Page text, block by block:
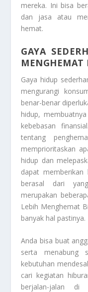
mereka. Ini bisa
dan jasa atau
hemat.
GAYA
MENGHEMAT
Gaya hidup
mengurangi
benar-benar
hidup,
kebebasan
tentang
memprioritaskan
hidup dan
dapat memberikan
berasal dari
merupakan
Lebih Menghemat
banyak hal pastinya.
Anda bisa buat
serta menabung
kebutuhan
cari kegiatan
berjalan-jalan